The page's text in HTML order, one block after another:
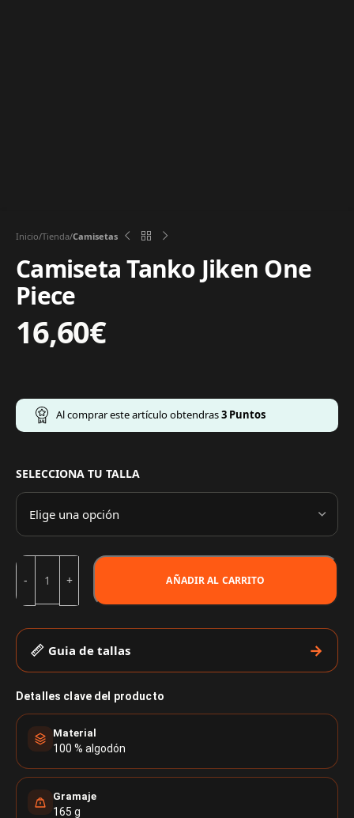
Inicio Tienda Camisetas
Camiseta Tanko Jiken One
Piece
16,60€
Al comprar este artículo obtendras3 Puntos
SELECCIONA TU TALLA
AÑADIR AL CARRITO
Guia de tallas
Detalles clave del producto
Material
100 % algodón
Gramaje
165 g